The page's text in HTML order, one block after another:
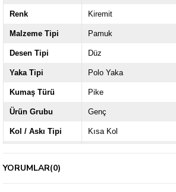
Renk Kiremit
Malzeme Tipi Pamuk
Desen Tipi Düz
Yaka Tipi Polo Yaka
Kumaş Türü Pike
Ürün Grubu Genç
Kol / Askı Tipi Kısa Kol
Kalınlık
YORUMLAR(0)